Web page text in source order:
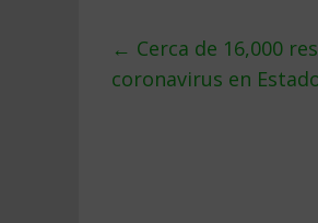
← Cerca de 16,000
coronavirus en